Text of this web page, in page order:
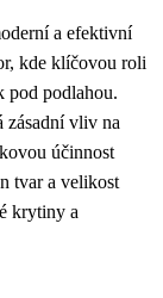
a efektivní
kde klíčovou roli
pod podlahou.
zásadní vliv na
účinnost
tvar a velikost
krytiny a